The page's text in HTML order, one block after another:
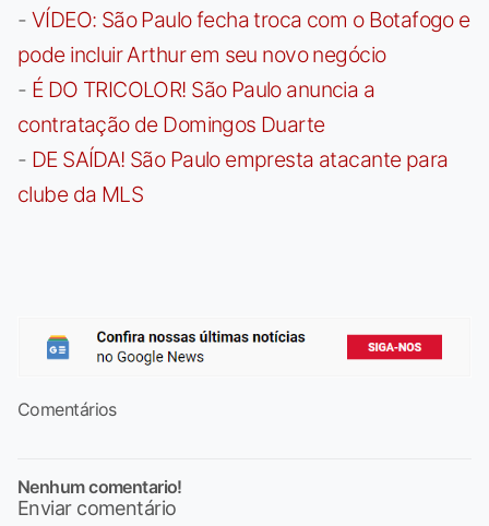
- VÍDEO: São Paulo fecha troca com o Botafogo e
pode incluir Arthur em seu novo negócio
- É DO TRICOLOR! São Paulo anuncia a
contratação de Domingos Duarte
- DE SAÍDA! São Paulo empresta atacante para
clube da MLS
Comentários
Nenhum comentario!
Enviar comentário